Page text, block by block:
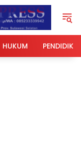
HUKUM